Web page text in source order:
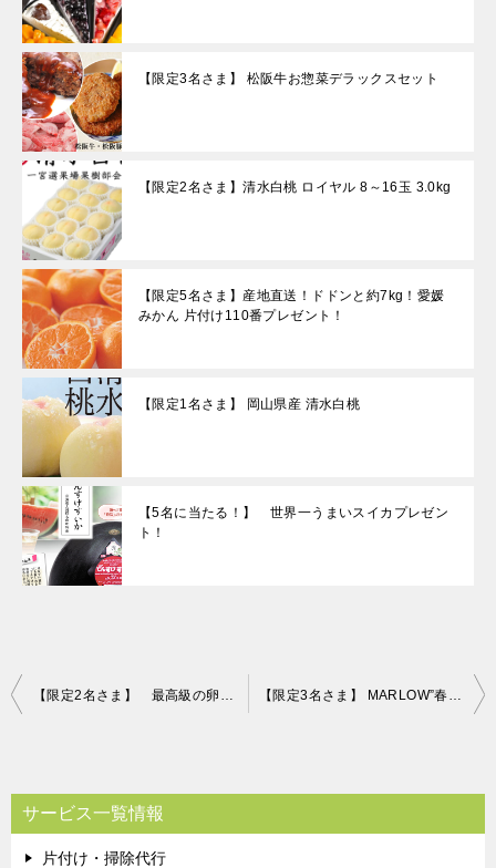
【限定3名さま】 松阪牛お惣菜デラックスセット
【限定2名さま】清水白桃 ロイヤル 8～16玉 3.0kg
【限定5名さま】産地直送！ドドンと約7kg！愛媛
みかん 片付け110番プレゼント！
【限定1名さま】 岡山県産 清水白桃
【5名に当たる！】 世界一うまいスイカプレゼン
ト！
投
ビ
ゲ
【限定2名さま】 最高級の卵「輝」！ 片付け110番プレゼントキャンペーン！！ 【限定3名さま】 MARLOW”春のギフトセット「紅白プリン＆ケーキセット」” 片付け110番プレゼントキャンペーン！！
サービス一覧情報
片付け・掃除代行